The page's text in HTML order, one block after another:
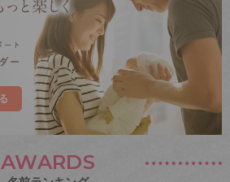
AWARDS